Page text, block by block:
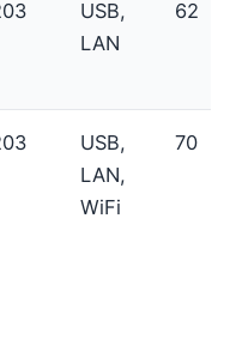
USB,
LAN
62
USB,
LAN,
WiFi
70